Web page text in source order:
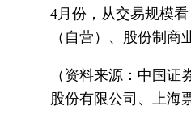
4月份，从交易规模
（自营）、股份制商
（资料来源：中国
股份有限公司、上海